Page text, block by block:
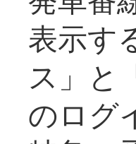
表示す
ス」と
のログ